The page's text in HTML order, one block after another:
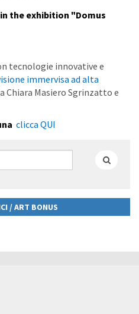
the exhibition "Domus
tecnologie innovative e
immervisa ad alta
Chiara Masiero Sgrinzatto e
clicca QUI
/ ART BONUS